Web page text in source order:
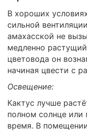
В хороших
сильной
амахасской не
медленно
цветовода он
начиная цвести с
Освещение:
Кактус лучше
полном солнце или
время. В